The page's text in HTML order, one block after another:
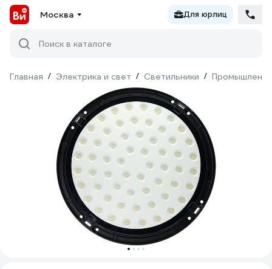
Москва Для юрлиц
Поиск в каталоге
Главная / Электрика и свет / Светильники /